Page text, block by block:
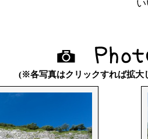
(※各写真はクリックすれば拡大